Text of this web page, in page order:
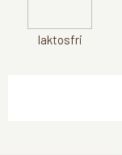
laktosfri